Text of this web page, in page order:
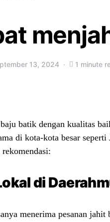
13, 2024 1 minute
batik dengan kualitas
di kota-kota besar
rekomendasi:
di
menerima pesanan